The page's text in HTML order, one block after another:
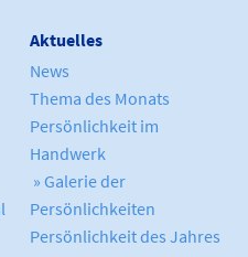
Aktuelles
News
Thema des Monats
Persönlichkeit im
Handwerk
» Galerie der
Persönlichkeiten
Persönlichkeit des Jahres